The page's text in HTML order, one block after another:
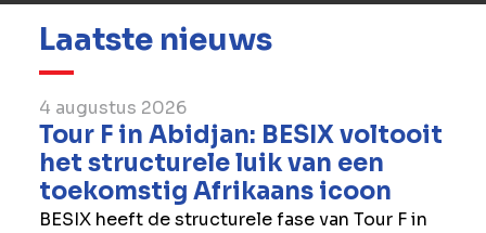
Laatste nieuws
4 augustus 2026
Tour F in Abidjan: BESIX voltooit
het structurele luik van een
toekomstig Afrikaans icoon
BESIX heeft de structurele fase van Tour F in